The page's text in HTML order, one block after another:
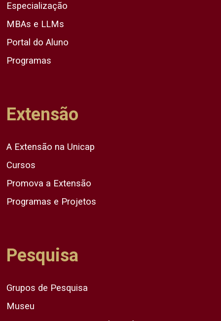
Especialização
MBAs e LLMs
Portal do Aluno
Programas
Extensão
A Extensão na Unicap
Cursos
Promova a Extensão
Programas e Projetos
Pesquisa
Grupos de Pesquisa
Museu